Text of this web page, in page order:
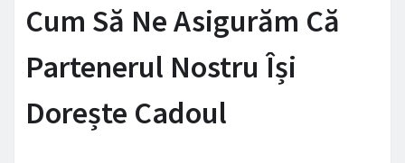
Cum Să Ne Asigurăm Că
Partenerul Nostru Își
Dorește Cadoul